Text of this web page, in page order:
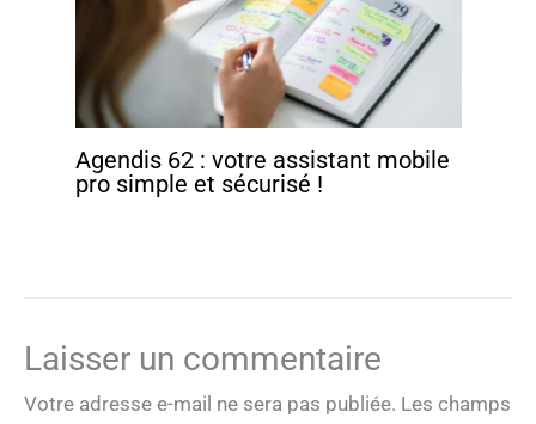
Agendis 62 : votre assistant mobile
pro simple et sécurisé !
Laisser un commentaire
Votre adresse e-mail ne sera pas publiée. Les champs